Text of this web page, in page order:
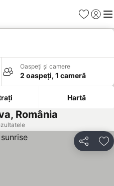
Favorite
Oaspeți și camere
2 oaspeți, 1 cameră
Hartă
România
Distribuiți